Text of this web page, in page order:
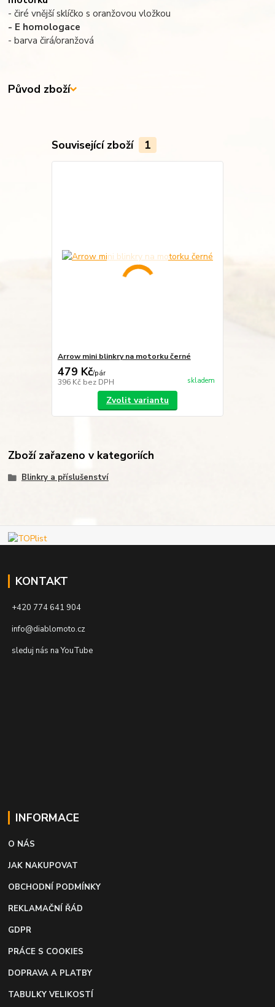
- čiré vnější sklíčko s oranžovou vložkou
- E homologace
- barva čirá/oranžová
Původ zboží
Související zboží 1
Arrow mini blinkry na motorku černé
479 Kč/pár
396 Kč bez DPH skladem
Zvolit variantu
Zboží zařazeno v kategoriích
Blinkry a příslušenství
KONTAKT
+420 774 641 904
info@diablomoto.cz
sleduj nás na YouTube
INFORMACE
O NÁS
JAK NAKUPOVAT
OBCHODNÍ PODMÍNKY
REKLAMAČNÍ ŘÁD
GDPR
PRÁCE S COOKIES
DOPRAVA A PLATBY
TABULKY VELIKOSTÍ